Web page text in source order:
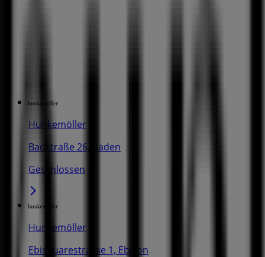
Hunkemöller
Badstraße 26, Baden
Geschlossen
Hunkemöller
Ebisquarestrasse 1, Ebikon